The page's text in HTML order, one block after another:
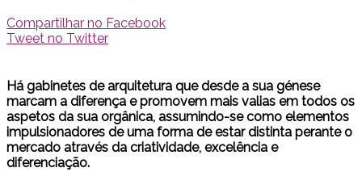
Compartilhar no Facebook
Tweet no Twitter
Há gabinetes de arquitetura que desde a sua génese
marcam a diferença e promovem mais valias em todos os
aspetos da sua orgânica, assumindo-se como elementos
impulsionadores de uma forma de estar distinta perante o
mercado através da criatividade, excelência e
diferenciação.